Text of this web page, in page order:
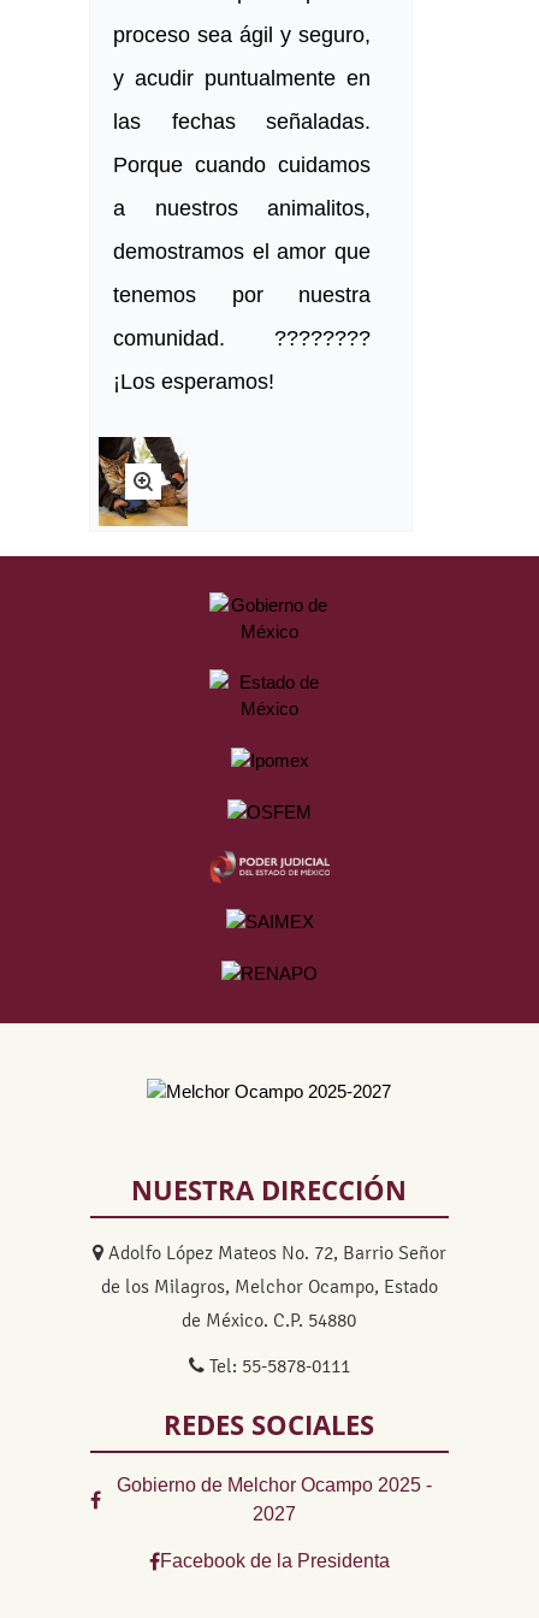
proceso sea ágil y seguro,
y acudir puntualmente en
las fechas señaladas.
Porque cuando cuidamos
a nuestros animalitos,
demostramos el amor que
tenemos por nuestra
comunidad. ????????
¡Los esperamos!
NUESTRA DIRECCIÓN
Adolfo López Mateos No. 72, Barrio Señor
de los Milagros, Melchor Ocampo, Estado
de México. C.P. 54880
Tel: 55-5878-0111
REDES SOCIALES
Gobierno de Melchor Ocampo 2025 -
2027
Facebook de la Presidenta